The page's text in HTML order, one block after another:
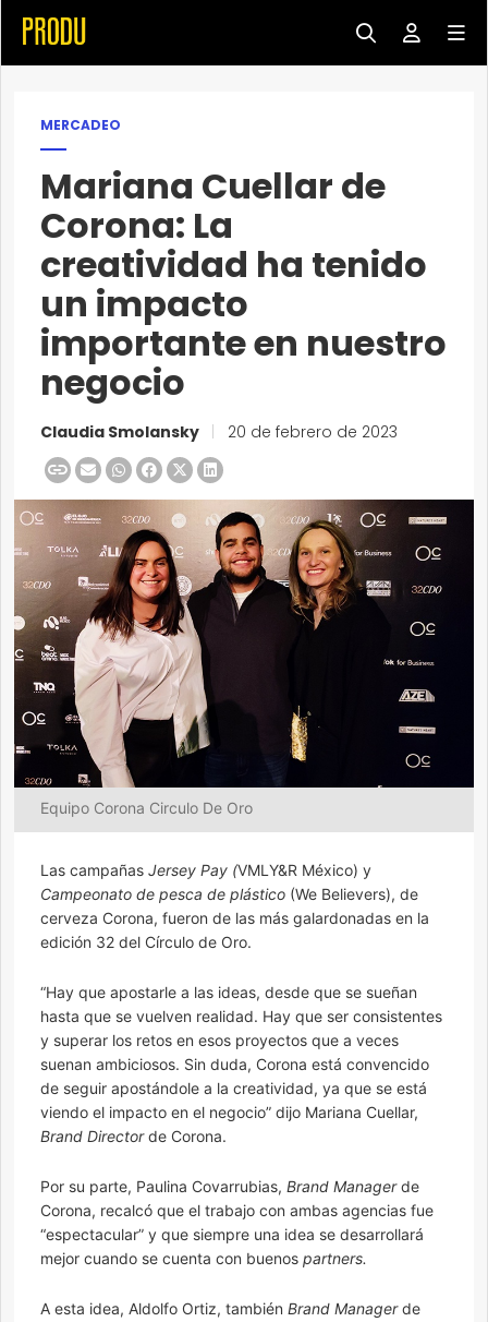
MERCADEO
Mariana Cuellar de
Corona: La
creatividad ha tenido
un impacto
importante en nuestro
negocio
Claudia Smolansky 20 de febrero de 2023
Equipo Corona Circulo De Oro
Las campañas Jersey Pay (VMLY&R México) y
Campeonato de pesca de plástico (We Believers), de
cerveza Corona, fueron de las más galardonadas en la
edición 32 del Círculo de Oro.
“Hay que apostarle a las ideas, desde que se sueñan
hasta que se vuelven realidad. Hay que ser consistentes
y superar los retos en esos proyectos que a veces
suenan ambiciosos. Sin duda, Corona está convencido
de seguir apostándole a la creatividad, ya que se está
viendo el impacto en el negocio” dijo Mariana Cuellar,
Brand Directorde Corona.
Por su parte, Paulina Covarrubias, Brand Managerde
Corona, recalcó que el trabajo con ambas agencias fue
“espectacular” y que siempre una idea se desarrollará
mejor cuando se cuenta con buenos partners.
A esta idea, Aldolfo Ortiz, también Brand Managerde